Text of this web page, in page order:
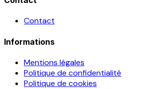
Contact
Informations
Mentions légales
Politique de confidentialité
Politique de cookies